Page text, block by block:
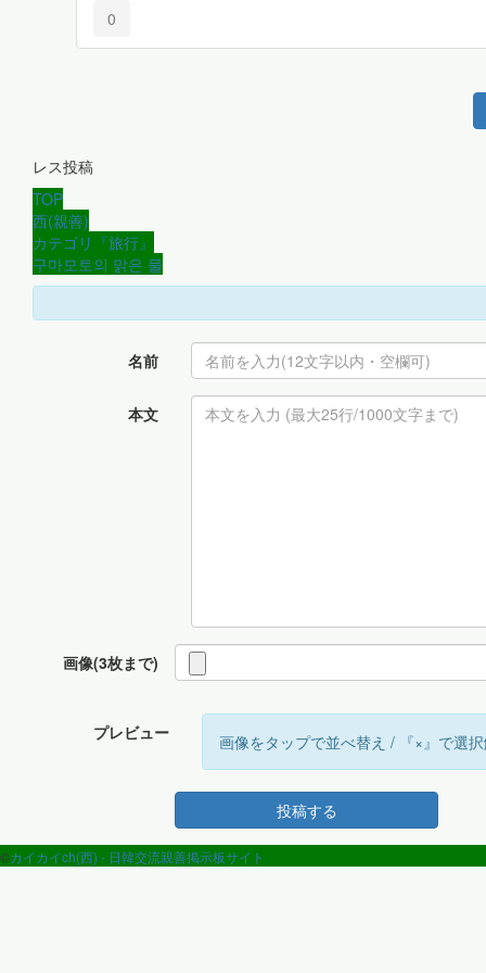
0
レス投稿
TOP
西(親善)
カテゴリ『旅行』
구마모토의 맑은 물
名前
本文
画像(3枚まで)
プレビュー 画像をタップで並べ替え / 『×』で選
投稿する
©カイカイch(西) - 日韓交流親善掲示板サイト